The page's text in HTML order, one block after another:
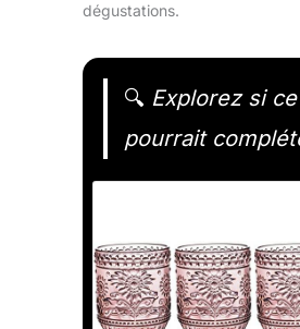
dégustations.
🔍 Explorez si
pourrait